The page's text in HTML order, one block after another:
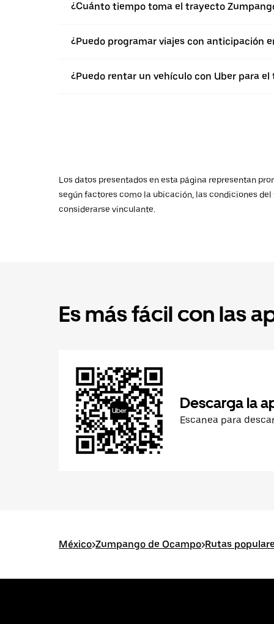
¿Cuánto tiempo toma el trayecto
¿Puedo programar viajes con anticipación
¿Puedo rentar un vehículo con Uber para
Los datos presentados en esta página representan
según factores como la ubicación, las condiciones
considerarse vinculante.
Es más fácil con las
Descarga la
Escanea para
México>Zumpango de Ocampo>Rutas